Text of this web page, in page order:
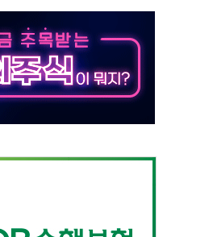
는 나흘 연속 최고치